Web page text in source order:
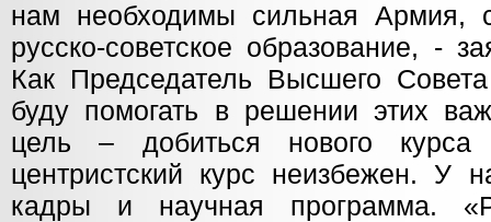
нам необходимы сильная Армия,
русско-советское образование, -
Как Председатель Высшего
буду помогать в решении этих
цель – добиться нового
центристский курс неизбежен. У
кадры и научная программа.